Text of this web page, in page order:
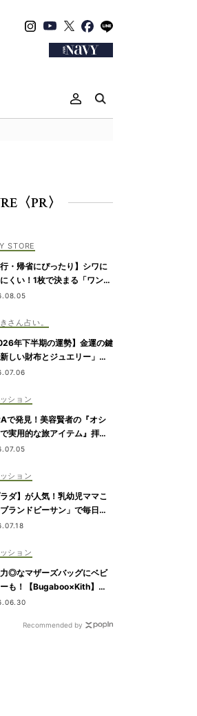
〈PR〉
STORE
行・帰省にぴったり】シワに
くい！1枚で決まる「ワンピ
ルインワン」2選
さん占い。
年下半期の運勢】金運の鍵
しい財布とジュエリー」！
の“アナログなコミュニケー
。
ション
で発見！美容賢者の『オシ
実用的な旅アイテム』拝
ション
ラダ】が人気！乳幼児ママこ
ランドビーサン」で毎日き
カジュアルが叶う
ション
◎なマザーズバッグにベビ
も！【Bugaboo×Kith】が
ラボ
Recommended by